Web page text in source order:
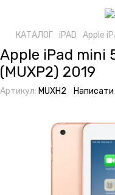
КАТАЛОГ iPAD Apple
Apple iPad mini
(MUXP2) 2019
Артикул: MUXH2 Написати